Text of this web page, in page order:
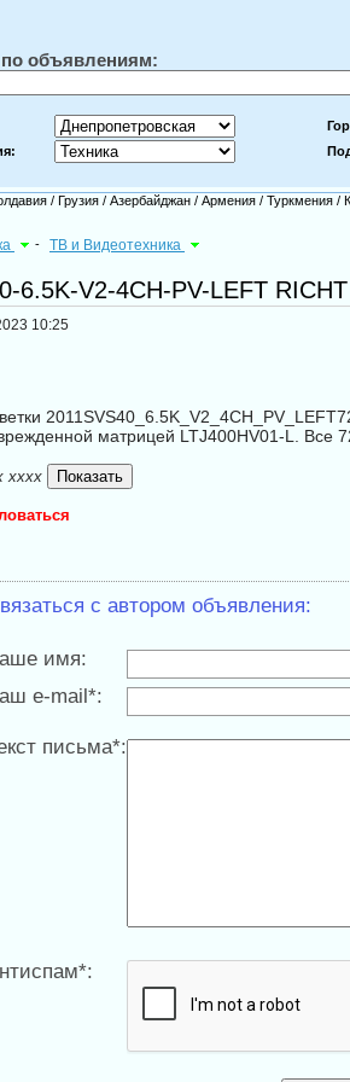
объявлениям:
/ Грузия / Азербайджан / Армения / Туркмения /
- ТВ и Видеотехника
6.5K-V2-4CH-PV-LEFT
10:25
матрицей LTJ400HV01-L. Все
xxxx
с автором объявления:
имя:
e-mail*:
письма*: